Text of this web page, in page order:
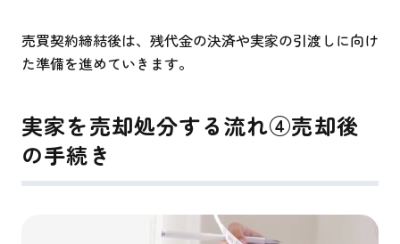
売買契約締結後は、残代金の決済や実家の引渡しに向け
た準備を進めていきます。
実家を売却処分する流れ④売却後
の手続き